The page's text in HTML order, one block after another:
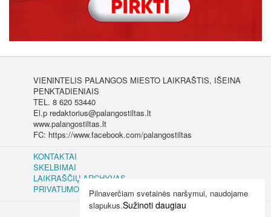
VIENINTELIS PALANGOS MIESTO LAIKRAŠTIS, IŠEINA
PENKTADIENIAIS
TEL. 8 620 53440
El.p redaktorius@palangostiltas.lt
www.palangostiltas.lt
FC: https://www.facebook.com/palangostiltas
KONTAKTAI
SKELBIMAI
LAIKRAŠČIŲ ARCHYVAS
PRIVATUMO IR SLAPUKŲ POLITIKA
Pilnaverčiam svetainės naršymui, naudojame
slapukus.Sužinoti daugiau